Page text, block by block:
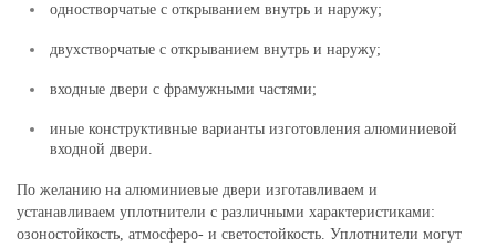
одностворчатые с открыванием внутрь и наружу;
двухстворчатые с открыванием внутрь и наружу;
входные двери с фрамужными частями;
иные конструктивные варианты изготовления алюминиевой
входной двери.
По желанию на алюминиевые двери изготавливаем и
устанавливаем уплотнители с различными характеристиками:
озоностойкость, атмосферо- и светостойкость. Уплотнители могут